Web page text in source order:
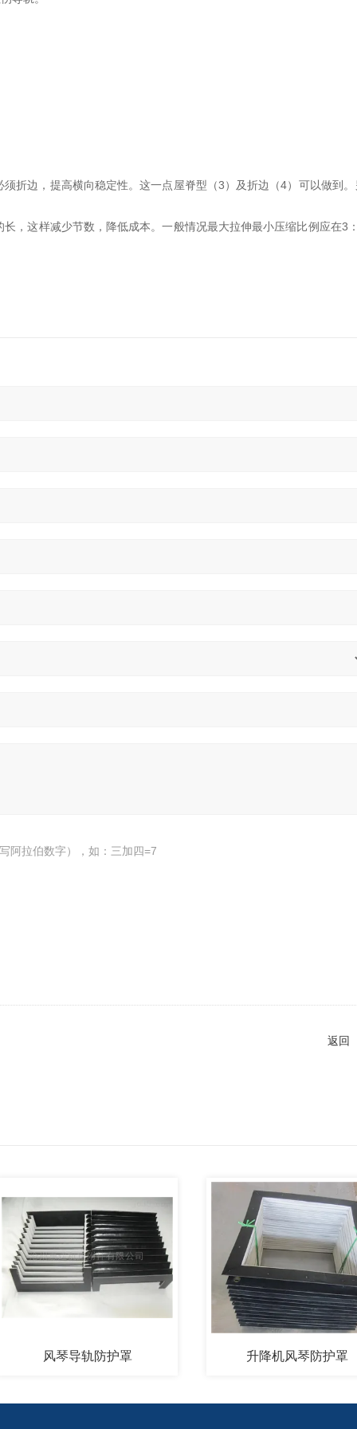
折边，提高横向稳定性。这一点屋脊型（3）及折边（4）可以做到。
，这样减少节数，降低成本。一般情况最大拉伸最小压缩比例应在3
阿拉伯数字），如：三加四=7
返回
风琴导轨防护罩 升降机风琴防护罩